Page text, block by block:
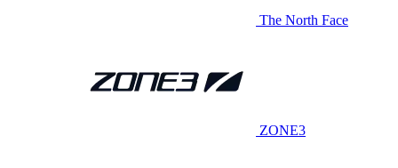
The North Face
ZONE3